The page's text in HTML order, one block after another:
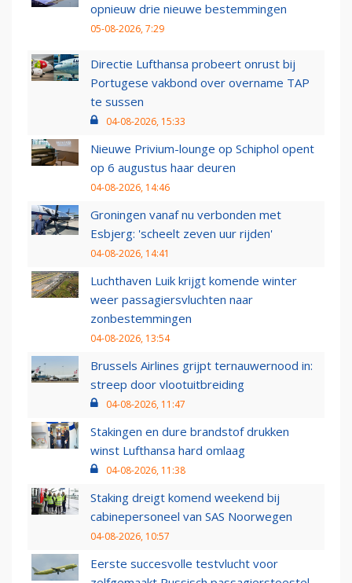
opnieuw drie nieuwe bestemmingen
05-08-2026, 7:29
Directie Lufthansa probeert onrust bij
Portugese vakbond over overname TAP
te sussen
04-08-2026, 15:33
Nieuwe Privium-lounge op Schiphol opent
op 6 augustus haar deuren
04-08-2026, 14:46
Groningen vanaf nu verbonden met
Esbjerg: 'scheelt zeven uur rijden'
04-08-2026, 14:41
Luchthaven Luik krijgt komende winter
weer passagiersvluchten naar
zonbestemmingen
04-08-2026, 13:54
Brussels Airlines grijpt ternauwernood in:
streep door vlootuitbreiding
04-08-2026, 11:47
Stakingen en dure brandstof drukken
winst Lufthansa hard omlaag
04-08-2026, 11:38
Staking dreigt komend weekend bij
cabinepersoneel van SAS Noorwegen
04-08-2026, 10:57
Eerste succesvolle testvlucht voor